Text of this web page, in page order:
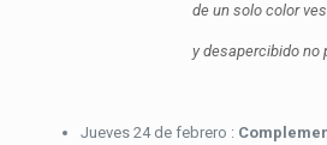
de un solo color
y desapercibido no
Jueves 24 de febrero :